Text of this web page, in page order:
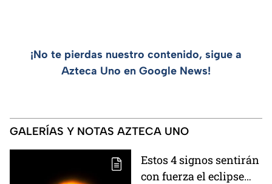
¡No te pierdas nuestro contenido, sigue a
Azteca Uno en Google News!
GALERÍAS Y NOTAS AZTECA UNO
Estos 4 signos sentirán
con fuerza el eclipse